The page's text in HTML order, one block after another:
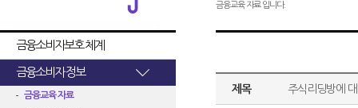
금융소비자보호 체계
금융소비자 정보
금융교육 자료
금융교육 자료 입니다.
제목 주식리딩방에